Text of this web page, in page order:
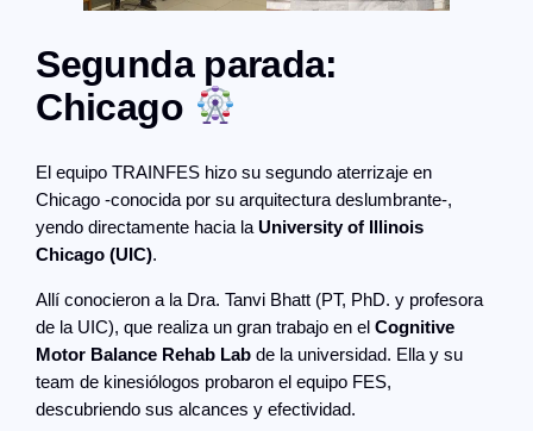
Segunda parada:
Chicago
El equipo TRAINFES hizo su segundo aterrizaje en
Chicago -conocida por su arquitectura deslumbrante-,
yendo directamente hacia laUniversity of Illinois
Chicago (UIC).
Allí conocieron a la Dra. Tanvi Bhatt (PT, PhD. y profesora
de la UIC), que realiza un gran trabajo en elCognitive
Motor Balance Rehab Lab de la universidad. Ella y su
team de kinesiólogos probaron el equipo FES,
descubriendo sus alcances y efectividad.